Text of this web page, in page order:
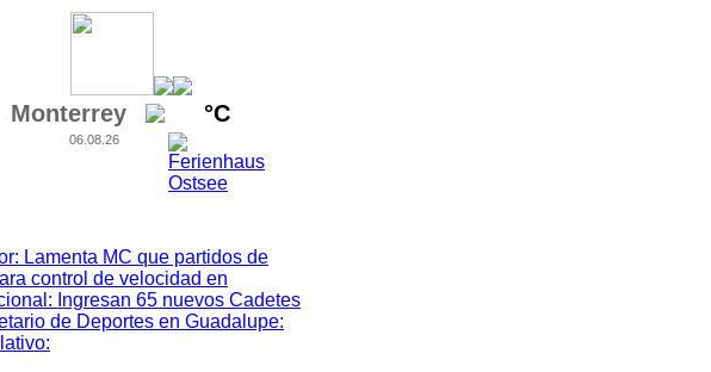
Monterrey °C
06.08.26
: Lamenta MC que partidos de
control de velocidad en
: Ingresan 65 nuevos Cadetes
de Deportes en Guadalupe:
: